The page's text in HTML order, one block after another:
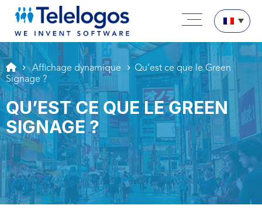
Aller au texte
Aller au menu
Passer au contenu
Menu principal
Affichage dynamique
Qu’est ce que le Green
Signage ?
QU’EST CE QUE LE GREEN
SIGNAGE ?